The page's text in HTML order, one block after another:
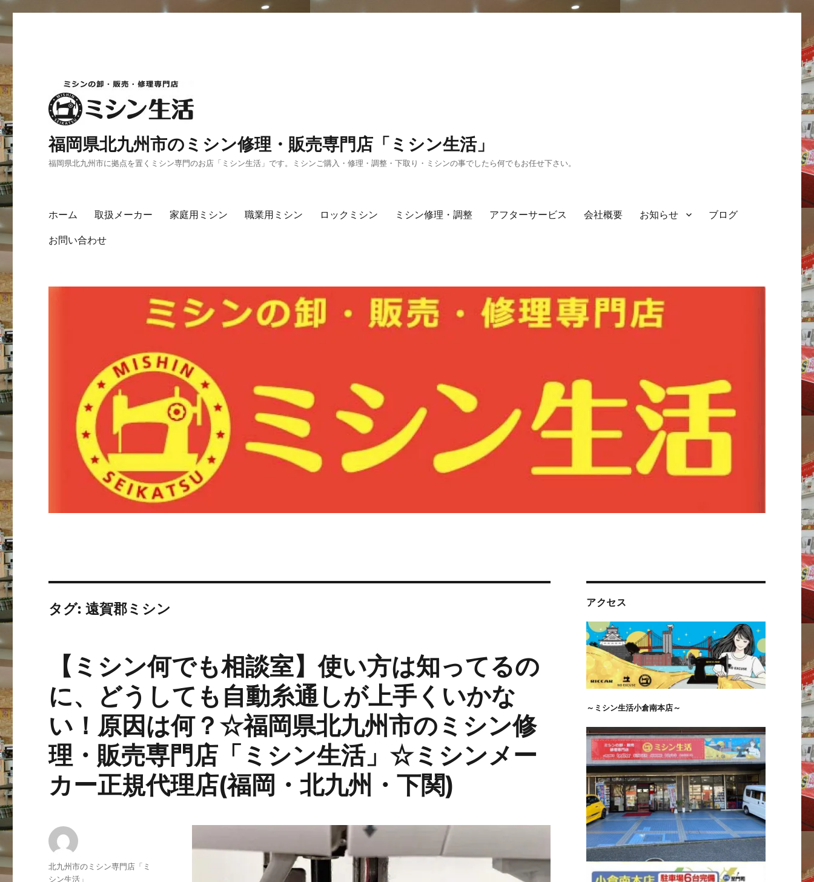
福岡県北九州市のミシン修理・販売専門店「ミシン生活」
福岡県北九州市に拠点を置くミシン専門のお店「ミシン生活」です。ミシンご購入・修理・調整・下取り・ミシンの事でしたら何でもお任せ下さい。
ホーム 取扱メーカー 家庭用ミシン 職業用ミシン ロックミシン ミシン修理・調整 アフターサービス 会社概要 お知らせ ブログ
お問い合わせ
タグ:遠賀郡ミシン
【ミシン何でも相談室】使い方は知ってるの
に、どうしても自動糸通しが上手くいかな
い！原因は何？☆福岡県北九州市のミシン修
理・販売専門店「ミシン生活」☆ミシンメー
カー正規代理店(福岡・北九州・下関)
投
稿
北九州市のミシン専門店「ミ
シン生活」
アクセス
～ミシン生活小倉南本店～